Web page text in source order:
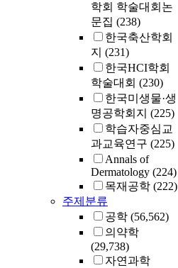
학회 학술대회논
문집 (238)
한국축산학회
지 (231)
한국HCI학회
학술대회 (230)
한국미생물·생
명공학회지 (225)
학습자중심교
과교육연구 (225)
Annals of
Dermatology (224)
목재공학 (222)
주제분류
공학 (56,562)
의약학
(29,738)
자연과학